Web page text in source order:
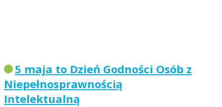
5 maja to Dzień Godności Osób z
Niepełnosprawnością
Intelektualną